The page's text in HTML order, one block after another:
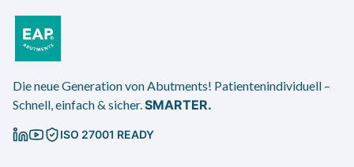
Die neue Generation von Abutments! Patientenindividuell –
Schnell, einfach & sicher.SMARTER.
ISO 27001 READY